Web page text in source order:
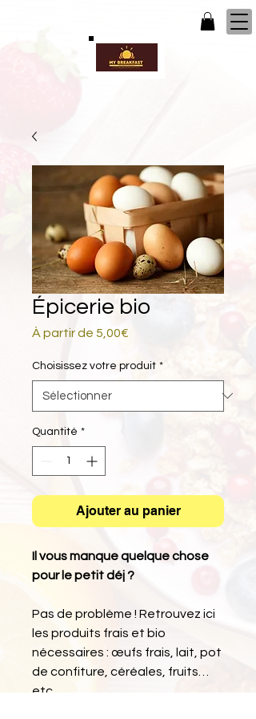
Épicerie bio
À partir de 5,00€
Choisissez votre produit *
Quantité *
Ajouter au panier
Il vous manque quelque chose
pour le petit déj ?
Pas de problème ! Retrouvez ici
les produits frais et bio
nécessaires : œufs frais, lait, pot
de confiture, céréales, fruits…
etc